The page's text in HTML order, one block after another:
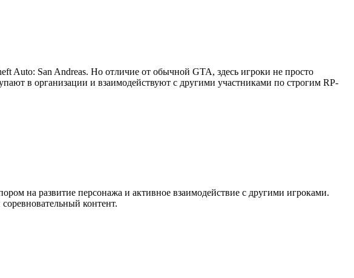
Auto: San Andreas. Но отличие от обычной GTA, здесь игроки не просто
в организации и взаимодействуют с другими участниками по строгим RP-
на развитие персонажа и активное взаимодействие с другими игроками.
контент.